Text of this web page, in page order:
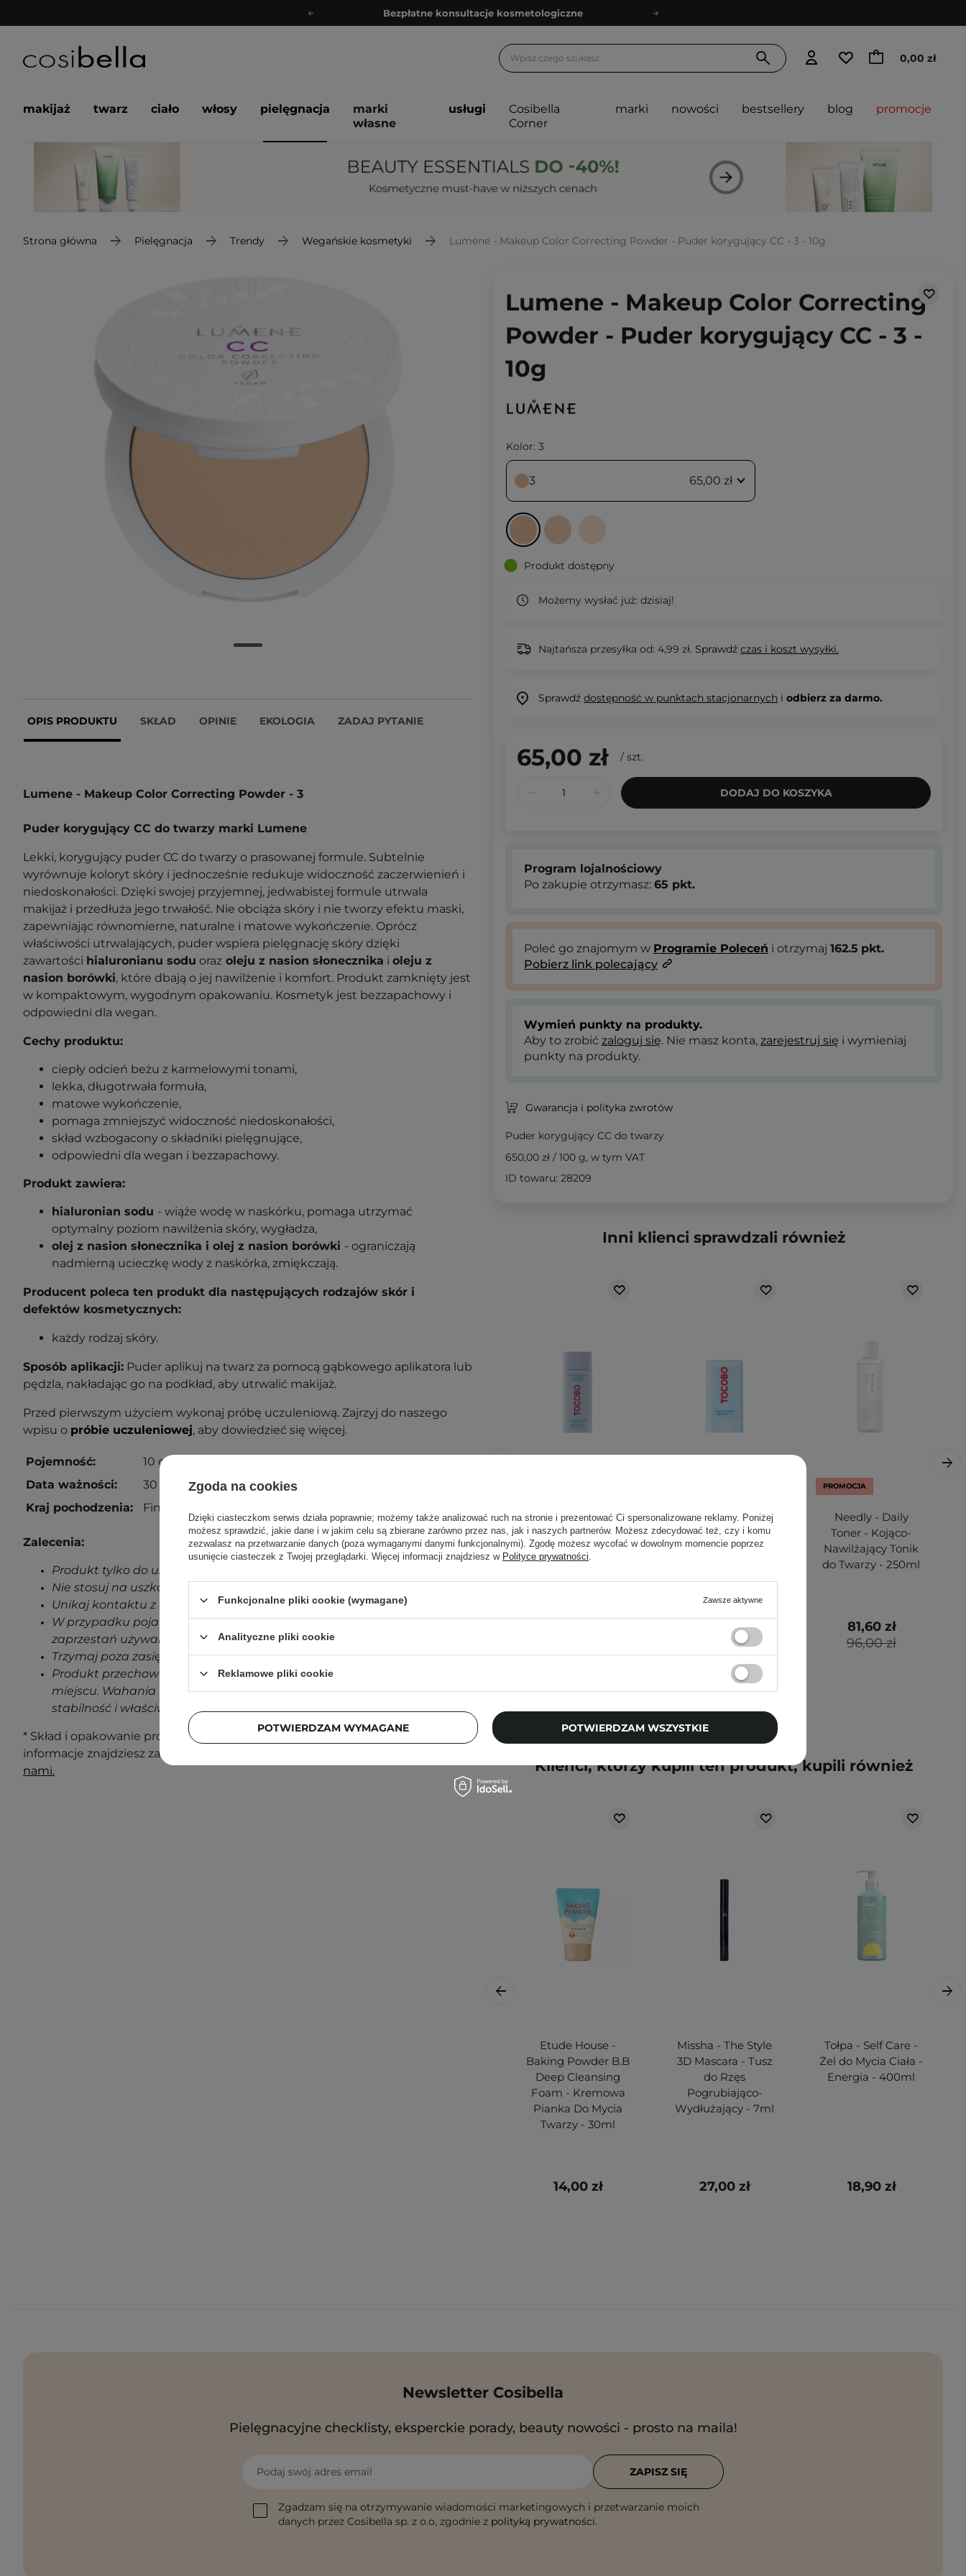
Bezpłatne konsultacje kosmetologiczne
Poleć nas i zyskaj jeszcze więcej punktów
Bezpłatne konsultacje kosmetologiczne
Poleć nas i zyskaj jeszcze więcej punktów
Zapisz się na newsletter pełen porad
0,00 zł
makijaż twarz ciało włosy pielęgnacja
marki
własne
usługi
Cosibella
Corner
marki nowości bestsellery blog promocje
Strona główna Pielęgnacja Trendy Wegańskie kosmetyki Lumene - Makeup Color Correcting Powder - Puder korygujący CC - 3 - 10g
OPIS PRODUKTU SKŁAD OPINIE EKOLOGIA ZADAJ PYTANIE
Lumene - Makeup Color Correcting Powder - 3
Puder korygujący CC do twarzy marki Lumene
Lekki, korygujący puder CC do twarzy o prasowanej formule. Subtelnie
wyrównuje koloryt skóry i jednocześnie redukuje widoczność zaczerwienień i
niedoskonałości. Dzięki swojej przyjemnej, jedwabistej formule utrwala
makijaż i przedłuża jego trwałość. Nie obciąża skóry i nie tworzy efektu maski,
zapewniając równomierne, naturalne i matowe wykończenie. Oprócz
właściwości utrwalających, puder wspiera pielęgnację skóry dzięki
zawartości hialuronianu sodu oraz oleju z nasion słonecznika i oleju z
nasion borówki, które dbają o jej nawilżenie i komfort. Produkt zamknięty jest
w kompaktowym, wygodnym opakowaniu. Kosmetyk jest bezzapachowy i
odpowiedni dla wegan.
Cechy produktu:
ciepły odcień beżu z karmelowymi tonami,
lekka, długotrwała formuła,
matowe wykończenie,
pomaga zmniejszyć widoczność niedoskonałości,
skład wzbogacony o składniki pielęgnujące,
odpowiedni dla wegan i bezzapachowy.
Produkt zawiera:
hialuronian sodu - wiąże wodę w naskórku, pomaga utrzymać
optymalny poziom nawilżenia skóry, wygładza,
olej z nasion słonecznika i olej z nasion borówki - ograniczają
nadmierną ucieczkę wody z naskórka, zmiękczają.
Producent poleca ten produkt dla następujących rodzajów skór i
defektów kosmetycznych:
każdy rodzaj skóry.
Sposób aplikacji: Puder aplikuj na twarz za pomocą gąbkowego aplikatora lub
pędzla, nakładając go na podkład, aby utrwalić makijaż.
Przed pierwszym użyciem wykonaj próbę uczuleniową. Zajrzyj do naszego
wpisu o próbie uczuleniowej, aby dowiedzieć się więcej.
Pojemność:
10 g
Data ważności:
30 miesięcy od otwarcia.
Kraj pochodzenia:
Finlandia.
Zalecenia:
Produkt tylko do użytku zewnętrznego.
Nie stosuj na uszkodzoną skórę.
Unikaj kontaktu z oczami.
W przypadku pojawienia się jakichkolwiek oznak podrażnienia,
zaprzestań używania produktu.
Trzymaj poza zasięgiem dzieci.
Produkt przechowuj w temperaturze pokojowej, w zacienionym
miejscu. Wahania temperatur podczas transportu nie wpłyną na
stabilność i właściwości produktu.
* Skład i opakowanie produktu mogą ulec zmianie. Najbardziej aktualne
informacje znajdziesz zawsze na opakowaniu. Masz pytania?
nami.
Lumene - Makeup Color Correcting
Powder - Puder korygujący CC - 3 -
10g
Kolor: 3
3 65,00 zł
Produkt dostępny
Możemy wysłać już: dzisiaj!
Najtańsza przesyłka od: 4,99 zł. Sprawdź czas i koszt wysyłki.
Sprawdź dostępność w punktach stacjonarnych i odbierz za darmo.
65,00 zł / szt.
DODAJ DO KOSZYKA
Program lojalnościowy
Po zakupie otrzymasz: 65 pkt.
Poleć go znajomym w Programie Poleceń i otrzymaj 162.5 pkt.
Pobierz link polecający
Wymień punkty na produkty.
Aby to zrobić zaloguj się. Nie masz konta, zarejestruj się i wymieniaj
punkty na produkty.
Gwarancja i polityka zwrotów
Puder korygujący CC do twarzy
650,00 zł / 100 g, w tym VAT
ID towaru: 28209
Inni klienci sprawdzali również
Tocobo - Bio
Watery Sun Cream
- SPF50 PA++++ -
Krem z Filtrem -
50ml
Tocobo - Cotton
Soft Sun Stick
SPF50+ PA++++ -
SPF w Sztyfcie -
19g
68,00 zł
51,00 zł
PROMOCJA
Needly - Daily
Toner - Kojąco-
Nawilżający Tonik
do Twarzy - 250ml
96,00 zł
81,60 zł
Klienci, którzy kupili ten produkt, kupili również
Etude House -
Baking Powder B.B
Deep Cleansing
Foam - Kremowa
Pianka Do Mycia
Twarzy - 30ml
14,00 zł
Missha - The Style
3D Mascara - Tusz
do Rzęs
Pogrubiająco-
Wydłużający - 7ml
27,00 zł
Tołpa - Self Care -
Żel do Mycia Ciała -
Energia - 400ml
18,90 zł
Newsletter Cosibella
Pielęgnacyjne checklisty, eksperckie porady, beauty nowości - prosto na maila!
Podaj swój adres email
Zgadzam się na otrzymywanie wiadomości marketingowych i przetwarzanie moich
danych przez Cosibella sp. z o.o, zgodnie z polityką prywatności.
ZAPISZ SIĘ
Zgoda na cookies
Dzięki ciasteczkom serwis działa poprawnie; możemy także analizować ruch na stronie i prezentować Ci spersonalizowane reklamy. Poniżej
możesz sprawdzić, jakie dane i w jakim celu są zbierane zarówno przez nas, jak i naszych partnerów. Możesz zdecydować też, czy i komu
zezwalasz na przetwarzanie danych (poza wymaganymi danymi funkcjonalnymi). Zgodę możesz wycofać w dowolnym momencie poprzez
usunięcie ciasteczek z Twojej przeglądarki. Więcej informacji znajdziesz w Polityce prywatności.
Funkcjonalne pliki cookie (wymagane) Zawsze aktywne
Analityczne pliki cookie
Reklamowe pliki cookie
POTWIERDZAM WYMAGANE POTWIERDZAM WSZYSTKIE